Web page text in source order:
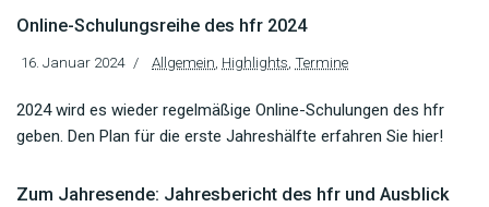
Online-Schulungsreihe des hfr 2024
16. Januar 2024 Allgemein Highlights Termine
2024 wird es wieder regelmäßige Online-Schulungen des hfr
geben. Den Plan für die erste Jahreshälfte erfahren Sie hier!
Zum Jahresende: Jahresbericht des hfr und Ausblick